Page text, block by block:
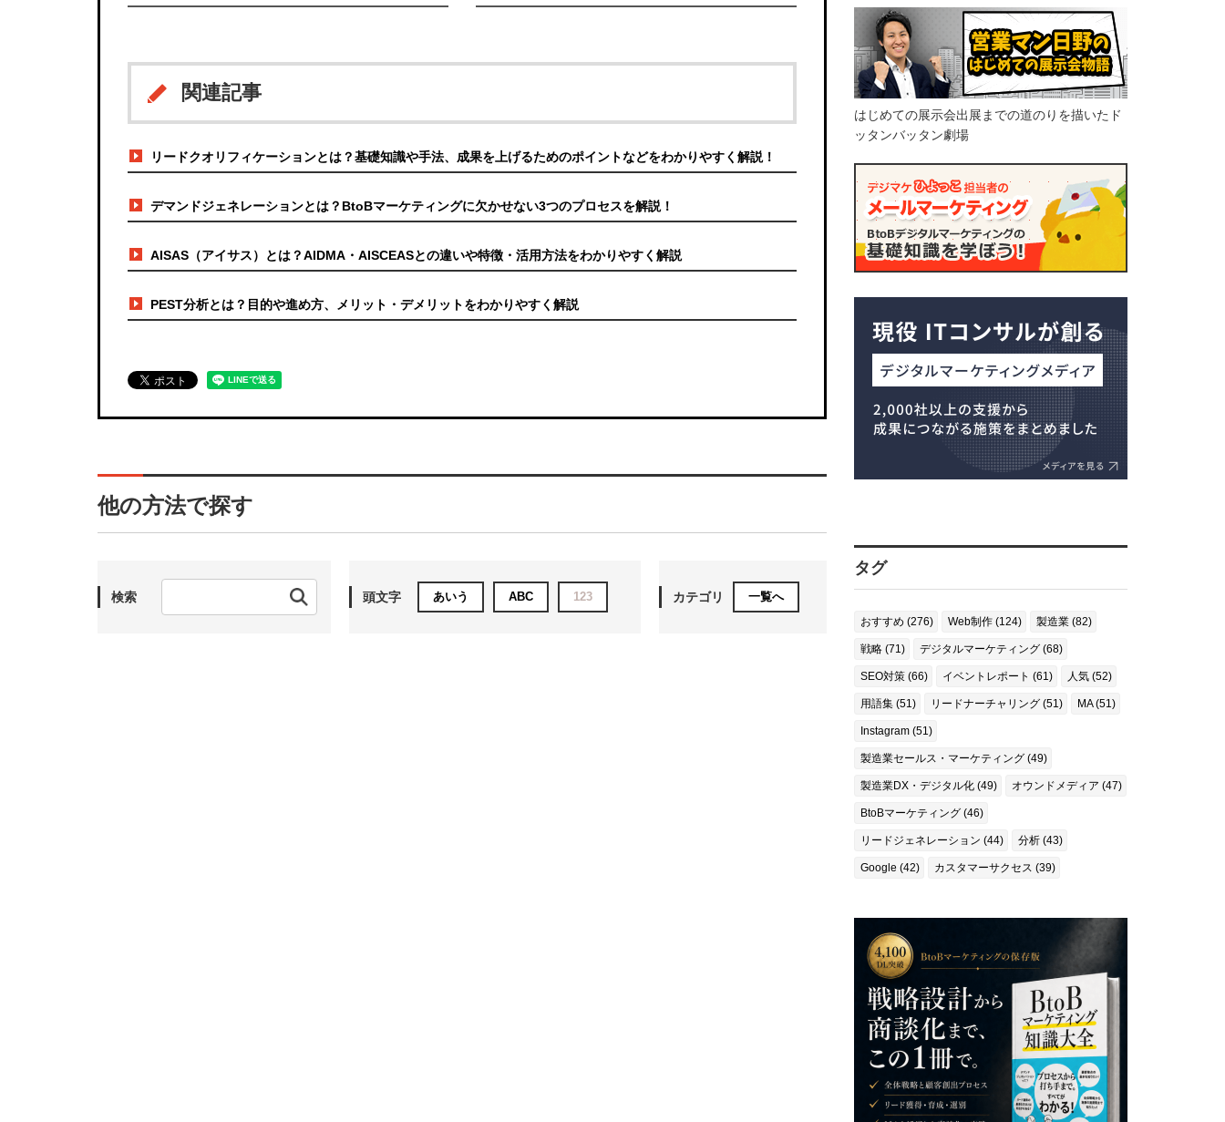
関連記事
リードクオリフィケーションとは？基礎知識や手法、成果を上げるためのポイントなどをわかりやすく解説！
デマンドジェネレーションとは？BtoBマーケティングに欠かせない3つのプロセスを解説！
AISAS（アイサス）とは？AIDMA・AISCEASとの違いや特徴・活用方法をわかりやすく解説
PEST分析とは？目的や進め方、メリット・デメリットをわかりやすく解説
他の方法で探す
検索 頭文字 あいう ABC 123 カテゴリ 一覧へ
はじめての展示会出展までの道のりを描いたド
ッタンバッタン劇場
タグ
おすすめ (276) Web制作 (124) 製造業 (82)
戦略 (71) デジタルマーケティング (68)
SEO対策 (66) イベントレポート (61) 人気 (52)
用語集 (51) リードナーチャリング (51) MA (51)
Instagram (51)
製造業セールス・マーケティング (49)
製造業DX・デジタル化 (49) オウンドメディア (47)
BtoBマーケティング (46)
リードジェネレーション (44) 分析 (43)
Google (42) カスタマーサクセス (39)